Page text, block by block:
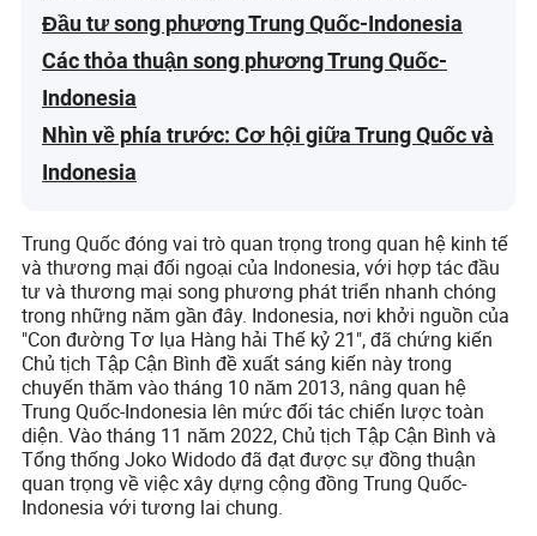
Đầu tư song phương Trung Quốc-Indonesia
Các thỏa thuận song phương Trung Quốc-
Indonesia
Nhìn về phía trước: Cơ hội giữa Trung Quốc và
Indonesia
Trung Quốc đóng vai trò quan trọng trong quan hệ kinh tế
và thương mại đối ngoại của Indonesia, với hợp tác đầu
tư và thương mại song phương phát triển nhanh chóng
trong những năm gần đây. Indonesia, nơi khởi nguồn của
"Con đường Tơ lụa Hàng hải Thế kỷ 21", đã chứng kiến
Chủ tịch Tập Cận Bình đề xuất sáng kiến này trong
chuyến thăm vào tháng 10 năm 2013, nâng quan hệ
Trung Quốc-Indonesia lên mức đối tác chiến lược toàn
diện. Vào tháng 11 năm 2022, Chủ tịch Tập Cận Bình và
Tổng thống Joko Widodo đã đạt được sự đồng thuận
quan trọng về việc xây dựng cộng đồng Trung Quốc-
Indonesia với tương lai chung.